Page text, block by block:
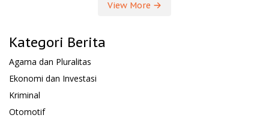
View More
Kategori Berita
Agama dan Pluralitas
Ekonomi dan Investasi
Kriminal
Otomotif